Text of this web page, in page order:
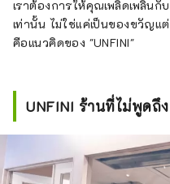
เราต้องการให้คุณเพลิดเพลิน
เท่านั้น ไม่ใช่แค่เป็นของขวัญ
คือแนวคิดของ "UNFINI"
UNFINI ร้านที่ไม่พูดถึ